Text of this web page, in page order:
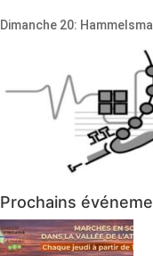
Dimanche 20:
Prochains